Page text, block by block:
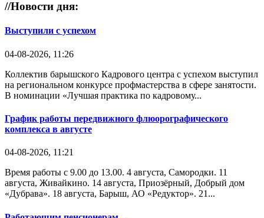
//Новости дня:
Выступили с успехом
04-08-2026, 11:26
Коллектив барышского Кадрового центра с успехом выступил
на региональном конкурсе профмастерства в сфере занятости.
В номинации «Лучшая практика по кадровому...
График работы передвижного флюорографического
комплекса в августе
04-08-2026, 11:21
Время работы с 9.00 до 13.00. 4 августа, Самородки. 11
августа, Живайкино. 14 августа, Приозёрный, Добрый дом
«Дубрава». 18 августа, Барыш, АО «Редуктор». 21...